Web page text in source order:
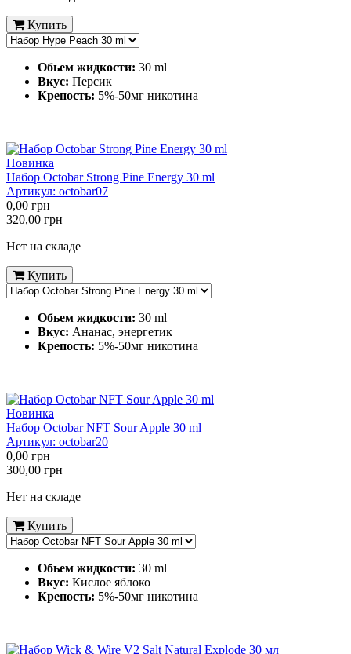
Купить
Обьем жидкости: 30 ml
Вкус: Персик
Крепость: 5%-50мг никотина
Новинка
Набор Octobar Strong Pine Energy 30 ml
Артикул: octobar07
0,00 грн
320,00 грн
Нет на складе
Купить
Обьем жидкости: 30 ml
Вкус: Ананас, энергетик
Крепость: 5%-50мг никотина
Новинка
Набор Octobar NFT Sour Apple 30 ml
Артикул: octobar20
0,00 грн
300,00 грн
Нет на складе
Купить
Обьем жидкости: 30 ml
Вкус: Кислое яблоко
Крепость: 5%-50мг никотина